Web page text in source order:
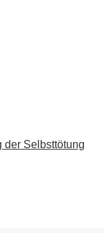
der Selbsttötung